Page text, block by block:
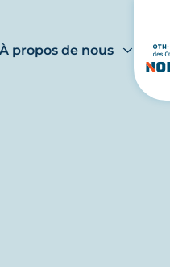
À propos de nous